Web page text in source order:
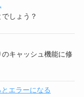
しょう？
キャッシュ機能に修
エラーになる